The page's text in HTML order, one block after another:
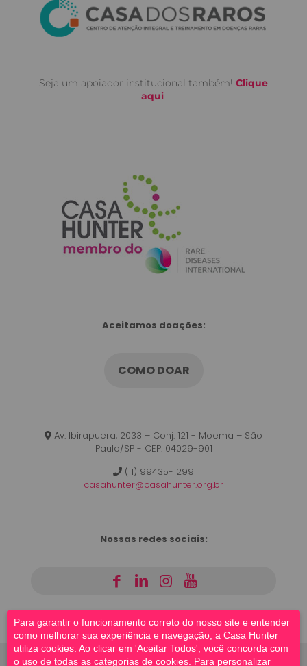
Para garantir o funcionamento correto do nosso site e entender
como melhorar sua experiência e navegação, a Casa Hunter
utiliza cookies. Ao clicar em 'Aceitar Todos', você concorda com
o uso de todas as categorias de cookies. Para personalizar
Seja um apoiador institucional também! Clique
aqui
Aceitamos doações:
COMO DOAR
Av. Ibirapuera, 2033 – Conj. 121 - Moema – São
Paulo/SP - CEP: 04029-901
(11) 99435-1299
casahunter@casahunter.org.br
Nossas redes sociais: